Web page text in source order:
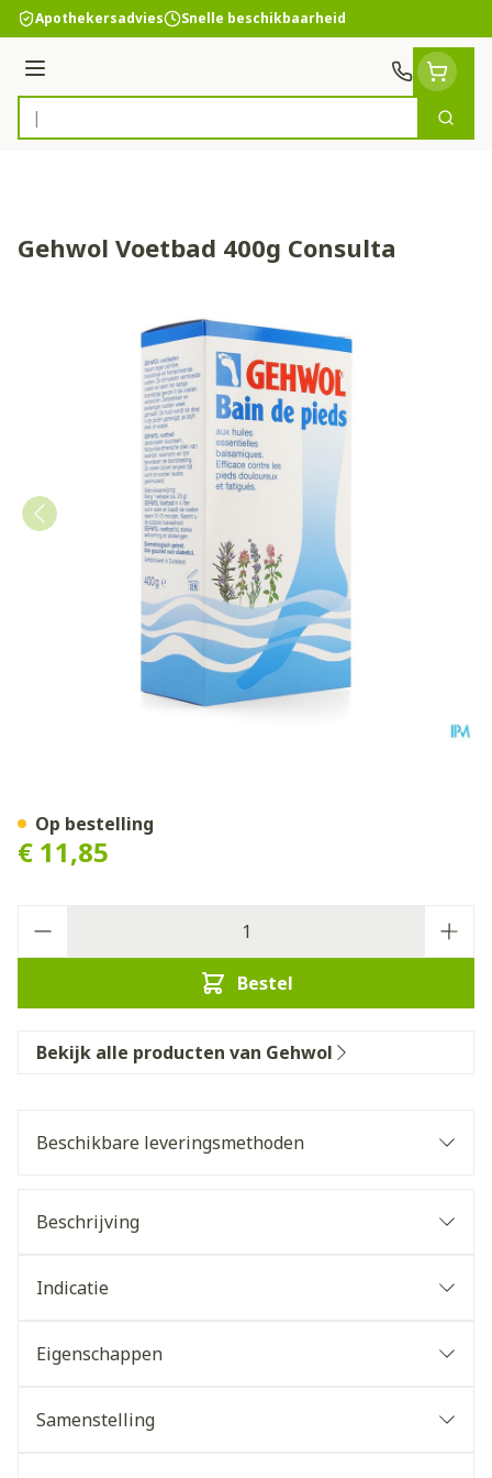
Ga naar de inhoud
Apothekersadvies Snelle beschikbaarheid
Menu
Product, merk, categorie...
Zoek
Gehwol Voetbad 400g Consulta
€ 11,85
Bestel
Op bestelling
Bekijk alle producten van Gehwol
Beschikbare leveringsmethoden
Beschrijving
Indicatie
Eigenschappen
Samenstelling